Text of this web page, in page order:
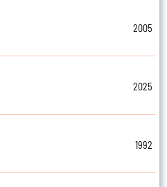
2005
2025
1992